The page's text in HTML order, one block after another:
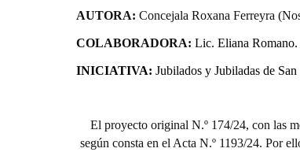
AUTORA: Concejala Roxana Ferreyra
COLABORADORA: Lic. Eliana Romano.
INICIATIVA: Jubilados y Jubiladas de
El proyecto original N.º 174/24, con las
según consta en el Acta N.º 1193/24. Por